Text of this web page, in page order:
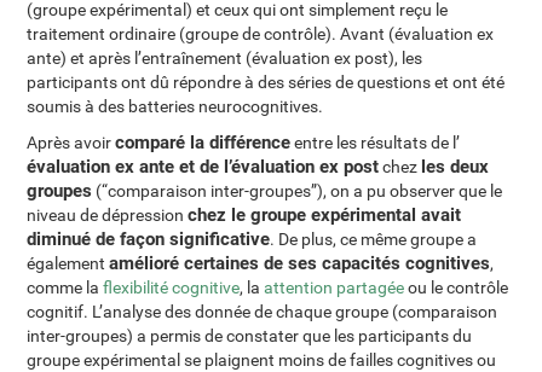
(groupe expérimental) et ceux qui ont simplement reçu le
traitement ordinaire (groupe de contrôle). Avant (évaluation ex
ante) et après l’entraînement (évaluation ex post), les
participants ont dû répondre à des séries de questions et ont été
soumis à des batteries neurocognitives.
Après avoircomparé la différenceentre les résultats de l’
évaluation ex ante et de l’évaluation ex postchez les deux
groupes (“comparaison inter-groupes”), on a pu observer que le
niveau de dépressionchez le groupe expérimental avait
diminué de façon significative. De plus, ce même groupe a
égalementamélioré certaines de ses capacités cognitives,
comme laflexibilité cognitive, laattention partagéeou le contrôle
cognitif. L’analyse des donnée de chaque groupe (comparaison
inter-groupes) a permis de constater que les participants du
groupe expérimental se plaignent moins de failles cognitives ou